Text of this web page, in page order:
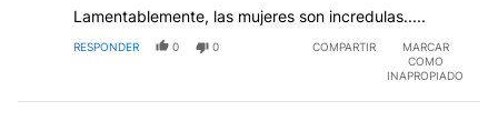
Lamentablemente, las mujeres son incredulas.....
RESPONDER 0 0 COMPARTIR
MARCAR
COMO
INAPROPIADO